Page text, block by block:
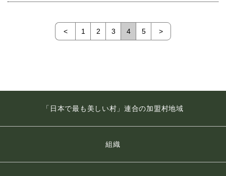
< 1 2 3 4 5 >
「日本で最も美しい村」連合の加盟村地域
組織